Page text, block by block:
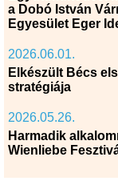
a Dobó István
Egyesület Eger
2026.06.01.
Elkészült Bécs
stratégiája
2026.05.26.
Harmadik
Wienliebe